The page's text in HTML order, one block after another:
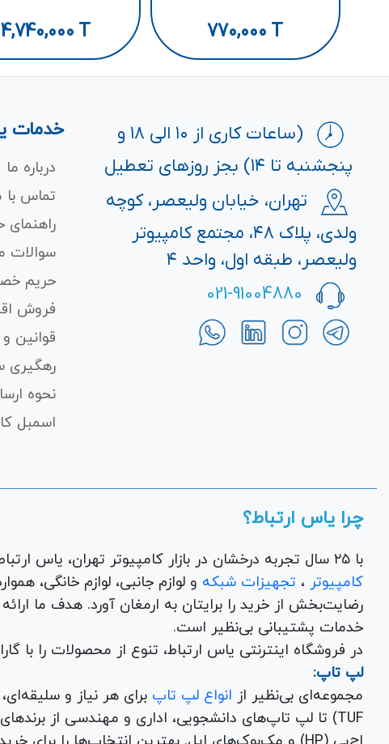
770,000 T
4,740,000 T
(ساعات کاری از ۱۰ الی ۱۸ و
پنجشنبه تا ۱۴) بجز روزهای تعطیل
تهران، خیابان ولیعصر، کوچه
ولدی، پلاک ۴۸، مجتمع کامپیوتر
ولیعصر، طبقه اول، واحد ۴
021-91004880
خدمات
درباره ما
تماس با
راهنمای
سوالات
حریم
فروش
قوانین
رهگیری
نحوه
اسمبل
چرا یاس ارتباط؟
با ۲۵ سال تجربه درخشان در بازار کامپیوتر تهران، یاس ارتباط به عنوان یک فروشگاه اینترنتی کالای دیجیتال،
کامپیوتر ، تجهیزات شبکه
و لوازم
رضایت‌بخش از خرید را برایتان به ارمغان آورد. هدف ما
خدمات پشتیبانی بی‌نظیر است.
در فروشگاه اینترنتی یاس ارتباط، تنوع از محصولات را
لپ تاپ:
مجموعه‌ای بی‌نظیر از انواع لپ تاپ